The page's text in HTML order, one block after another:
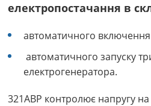
електропостачання в
автоматичного
автоматичного запуску
електрогенератора.
321АВР контролює напругу